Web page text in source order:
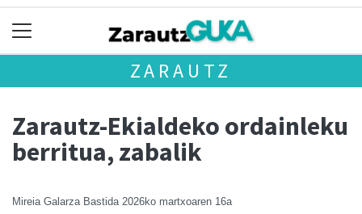
ZARAUTZ
Zarautz-Ekialdeko ordainleku
berritua, zabalik
Mireia Galarza Bastida 2026ko martxoaren 16a